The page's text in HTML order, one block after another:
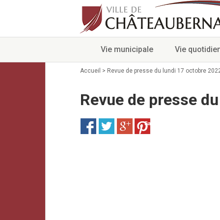
Vie municipale Vie
Accueil > Revue de presse du lundi 17 octobre
Revue de presse
Save